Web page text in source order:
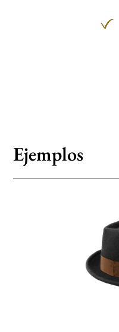
Ejemplos